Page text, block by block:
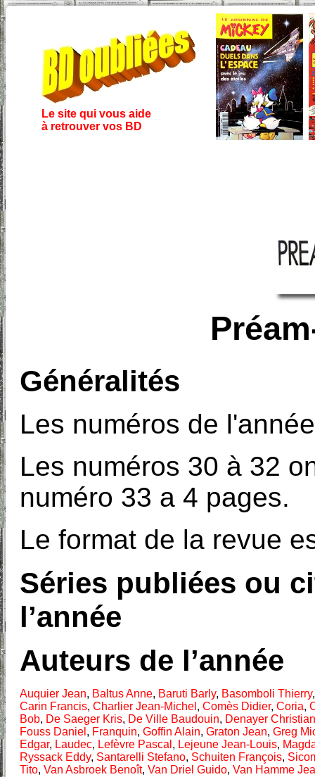
Le site qui vous aide
à retrouver vos BD
Généralités
Les numéros de
Les numéros 30 à 32
numéro 33 a 4 pages.
Le format de la revue
Séries publiées ou
l’année
Auteurs de l’année
Auquier Jean, Baltus Anne, Baruti Barly, Basomboli Thierry
Carin Francis, Charlier Jean-Michel , Comès Didier, Coria,
Bob, De Saeger Kris, De Ville Baudouin, Denayer Christian
Fouss Daniel , Franquin, Goffin Alain, Graton Jean, Greg
Edgar, Laudec, Lefèvre Pascal , Lejeune Jean-Louis,
Ryssack Eddy, Santarelli Stefano, Schuiten François,
Tito, Van Asbroek Benoît, Van Driel Guido, Van Hamme